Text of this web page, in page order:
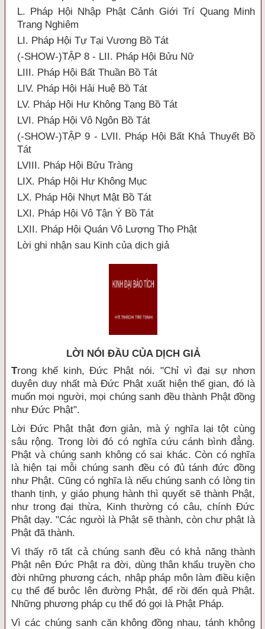
L. Pháp Hội Nhập Phật Cảnh Giới Trí Quang Minh
Trang Nghiêm
LI. Pháp Hội Tự Tại Vương Bồ Tát
(-SHOW-)TẬP 8 - LII. Pháp Hội Bửu Nữ
LIII. Pháp Hội Bất Thuần Bồ Tát
LIV. Pháp Hội Hải Huệ Bồ Tát
LV. Pháp Hội Hư Không Tạng Bồ Tát
LVI. Pháp Hội Vô Ngôn Bồ Tát
(-SHOW-)TẬP 9 - LVII. Pháp Hội Bất Khả Thuyết Bồ
Tát
LVIII. Pháp Hội Bửu Tràng
LIX. Pháp Hội Hư Không Mục
LX. Pháp Hội Nhựt Mật Bồ Tát
LXI. Pháp Hội Vô Tận Ý Bồ Tát
LXII. Pháp Hội Quán Vô Lượng Thọ Phật
Lời ghi nhận sau Kinh của dịch giả
LỜI NÓI ÐẦU CỦA DỊCH GIẢ
Trong khế kinh, Đức Phật nói. "Chỉ vì đại sự nhơn
duyên duy nhất mà Đức Phật xuất hiện thế gian, đó là
muốn mọi người, mọi chúng sanh đều thành Phật đồng
như Đức Phật".
Lời Đức Phật thật đơn giản, mà ý nghĩa lại tột cùng
sâu rộng. Trong lời đó có nghĩa cứu cánh bình đẳng.
Phật và chúng sanh không có sai khác. Còn có nghĩa
là hiện tại mỗi chúng sanh đều có đủ tánh đức đồng
như Phật. Cũng có nghĩa là nếu chúng sanh có lòng tin
thanh tịnh, y giáo phụng hành thì quyết sẽ thành Phật,
như trong đại thừa, Kinh thường có câu, chính Đức
Phật dạy. "Các ngưòì là Phật sẽ thành, còn chư phật là
Phật đã thành.
Vì thấy rõ tất cả chúng sanh đều có khả năng thành
Phật nên Đức Phật ra đời, dùng thân khẩu truyền cho
đời những phương cách, nhập pháp môn làm điều kiện
cụ thể để bưôc lên đường Phật, để rồi đến quả Phật.
Những phương pháp cụ thể đó gọi là Phật Pháp.
Vì các chúng sanh căn không đồng nhau, tánh không